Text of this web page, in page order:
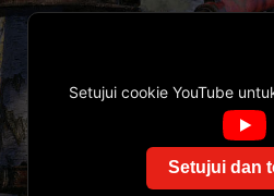
Setujui cookie YouTube
Setujui dan